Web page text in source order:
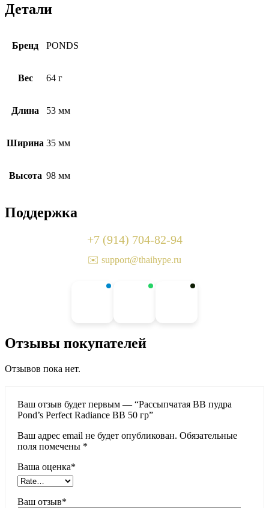
Детали
Бренд PONDS
Вес 64 г
Длина 53 мм
Ширина 35 мм
Высота 98 мм
Поддержка
+7 (914) 704-82-94
✉️ support@thaihype.ru
Отзывы покупателей
Отзывов пока нет.
Ваш отзыв будет первым — “Рассыпчатая BB пудра
Pond’s Perfect Radiance BB 50 гp”
Ваш адрес email не будет опубликован. Обязательные
поля помечены *
Ваша оценка*
Ваш отзыв*